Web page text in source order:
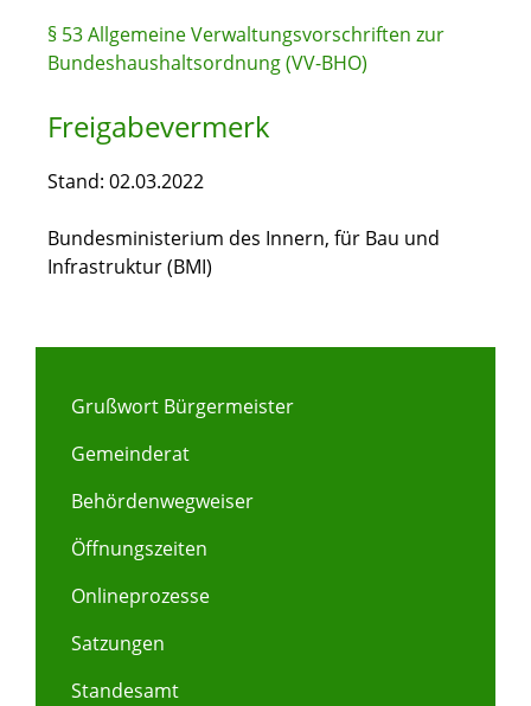
§ 53 Allgemeine Verwaltungsvorschriften zur
Bundeshaushaltsordnung (VV-BHO)
Freigabevermerk
Stand: 02.03.2022
Bundesministerium des Innern, für Bau und
Infrastruktur (BMI)
Grußwort Bürgermeister
Gemeinderat
Behördenwegweiser
Öffnungszeiten
Onlineprozesse
Satzungen
Standesamt